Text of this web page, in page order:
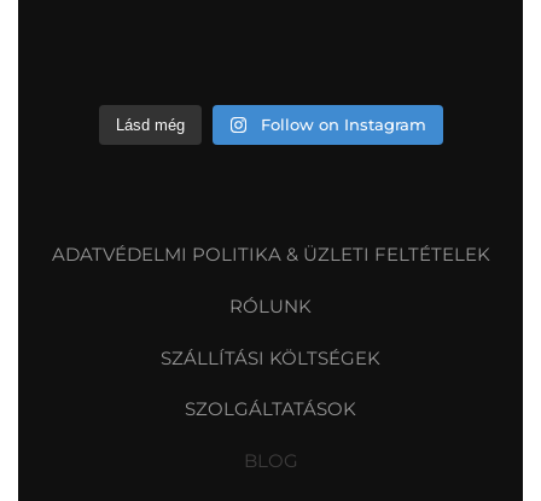
Lásd még Follow on Instagram
ADATVÉDELMI POLITIKA & ÜZLETI FELTÉTELEK
RÓLUNK
SZÁLLÍTÁSI KÖLTSÉGEK
SZOLGÁLTATÁSOK
BLOG